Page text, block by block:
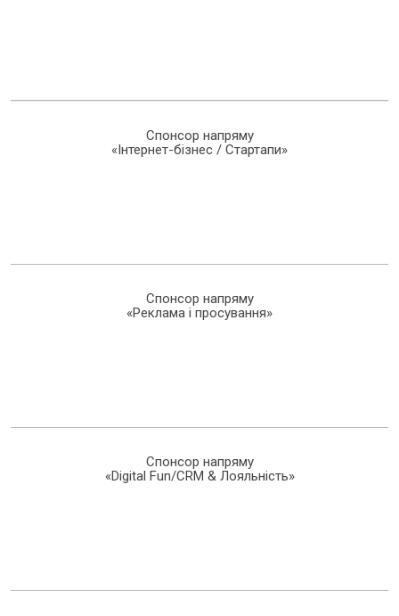
Спонсор напряму
«Інтернет-бізнес / Стартапи»
Спонсор напряму
«Реклама і просування»
Спонсор напряму
«Digital Fun/CRM & Лояльність»